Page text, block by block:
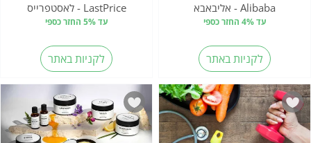
Alibaba - אליבאבא
עד 4% החזר כספי
לקניות באתר
LastPrice - לאסטפרייס
עד 5% החזר כספי
לקניות באתר